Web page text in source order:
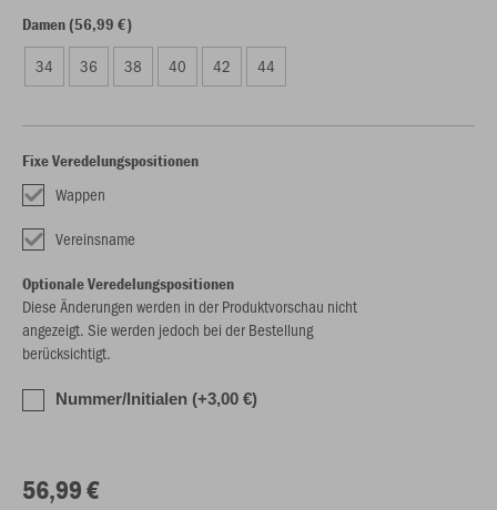
Damen (56,99 €)
34 36 38 40 42 44
Fixe Veredelungspositionen
Wappen
Vereinsname
Optionale Veredelungspositionen
Diese Änderungen werden in der Produktvorschau nicht
angezeigt. Sie werden jedoch bei der Bestellung
berücksichtigt.
Nummer/Initialen (+3,00 €)
56,99 €